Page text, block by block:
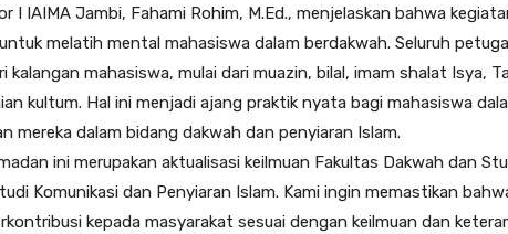
I IAIMA Jambi, Fahami Rohim, M.Ed., menjelaskan bahwa
melatih mental mahasiswa dalam berdakwah. Seluruh
kalangan mahasiswa, mulai dari muazin, bilal, imam shalat Isya,
kultum. Hal ini menjadi ajang praktik nyata bagi mahasiswa
mereka dalam bidang dakwah dan penyiaran Islam.
ini merupakan aktualisasi keilmuan Fakultas Dakwah dan
Komunikasi dan Penyiaran Islam. Kami ingin memastikan
kepada masyarakat sesuai dengan keilmuan dan